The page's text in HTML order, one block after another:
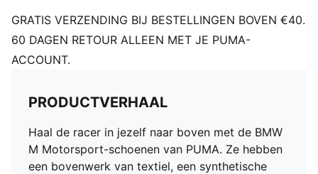
GRATIS VERZENDING BIJ BESTELLINGEN BOVEN €40.
60 DAGEN RETOUR ALLEEN MET JE PUMA-
ACCOUNT.
PRODUCTVERHAAL
Haal de racer in jezelf naar boven met de BMW
M Motorsport-schoenen van PUMA. Ze hebben
een bovenwerk van textiel, een synthetische